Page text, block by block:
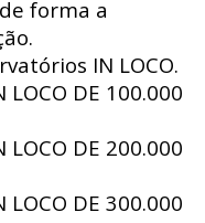
forma a
IN LOCO.
LOCO DE 100.000
LOCO DE 200.000
LOCO DE 300.000